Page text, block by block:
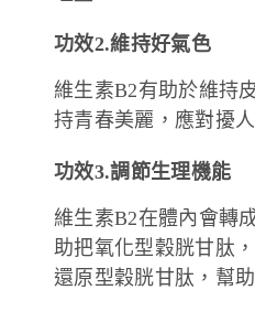
功效2.維持好氣色
維生素B2有助於維持
持青春美麗，應對擾
功效3.調節生理機能
維生素B2在體內會轉
助把氧化型穀胱甘肽
還原型穀胱甘肽 ，幫